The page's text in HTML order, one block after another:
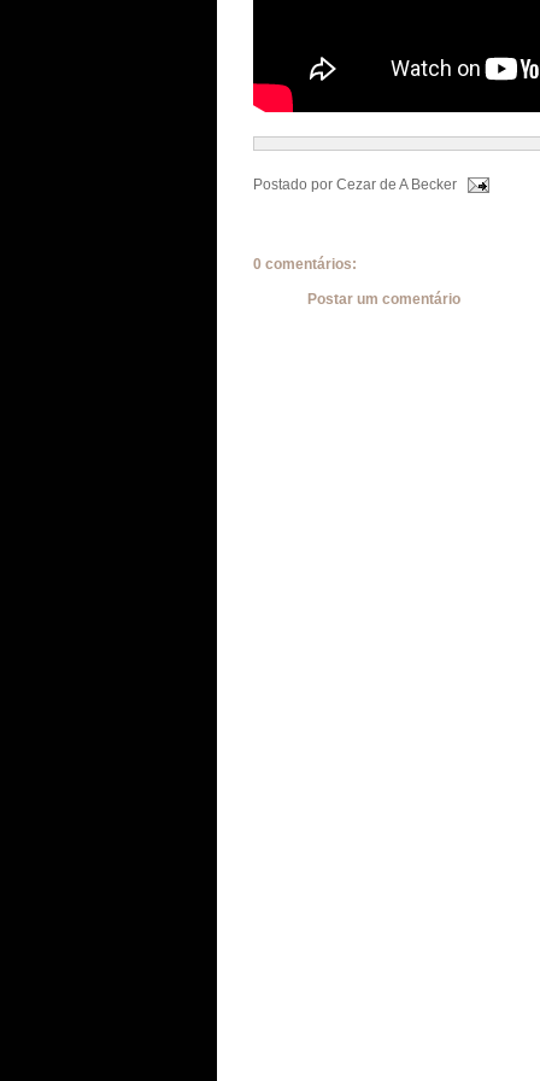
Postado por Cezar de A Becker
0 comentários:
Postar um comentário